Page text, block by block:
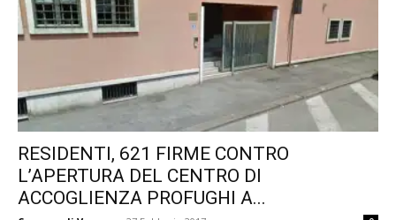
RESIDENTI, 621 FIRME CONTRO
L’APERTURA DEL CENTRO DI
ACCOGLIENZA PROFUGHI A...